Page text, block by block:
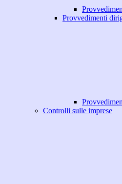
Provvedimenti
Controlli sulle imprese